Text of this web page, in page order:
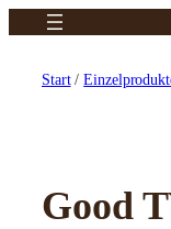
Zum
springen
Start/
Good